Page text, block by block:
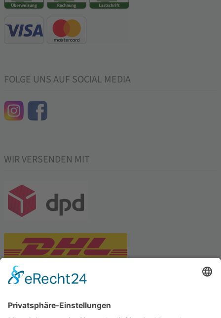
FOLGE UNS AUF SOCIAL MEDIA
WIR VERSENDEN MIT